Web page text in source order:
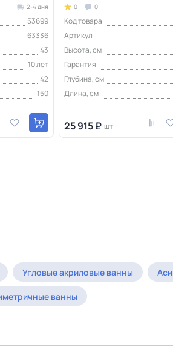
2-4 дня
53699
63336
43
10 лет
42
150
0 0
Код товара
Артикул
Высота, см
Гарантия
Глубина, см
Длина, см
25 915 ₽ шт
Угловые акриловые ванны
ванны